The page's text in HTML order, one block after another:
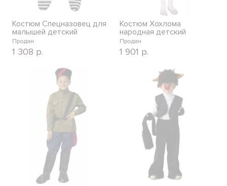
Костюм Спецназовец для
малышей детский
Продан
1 308 р.
Костюм Хохлома
народная детский
Продан
1 901 р.